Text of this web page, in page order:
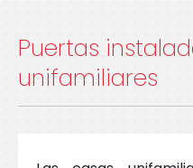
Puertas
unifamiliares